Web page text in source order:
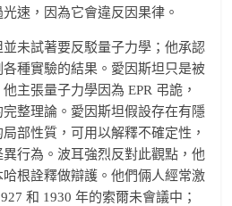
速，因為它會違反因果律。
未試著要反駁量子力學；他承認
種實驗的結果。愛因斯坦只是被
主張量子力學因為 EPR 弔詭，
整理論。愛因斯坦假設存在有隱
部性質，可用以解釋不確定性，
行為。波耳強烈反對此觀點，他
根詮釋做辯護。他們倆人經常激
和 1930 年的索爾未會議中；